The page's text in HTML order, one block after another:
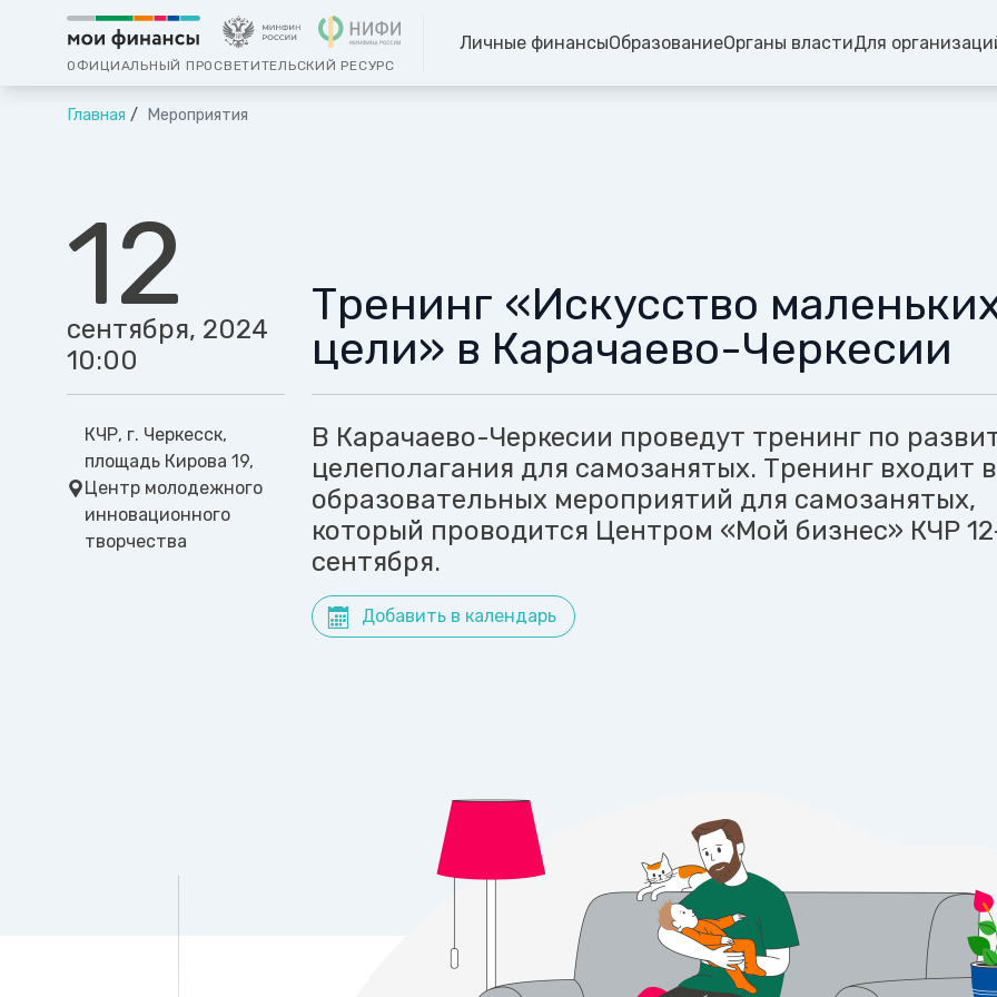
ОФИЦИАЛЬНЫЙ ПРОСВЕТИТЕЛЬСКИЙ РЕСУРС
Личные финансыОбразованиеОрганы властиДля
Главная Мероприятия
12
сентября, 2024
10:00
КЧР, г. Черкесск,
площадь Кирова 19,
Центр молодежного
инновационного
творчества
Тренинг «Искусство
цели» в Карачаево-Черкесии
В Карачаево-Черкесии проведут тренинг по
целеполагания для самозанятых. Тренинг входит
образовательных мероприятий для самозанятых,
который проводится Центром «Мой бизнес» КЧР
сентября.
Добавить в календарь